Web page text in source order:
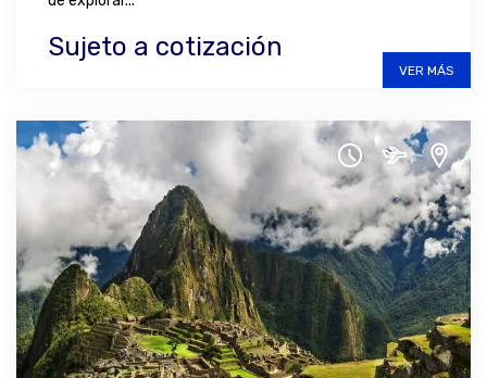
Sujeto a cotización
VER MÁS